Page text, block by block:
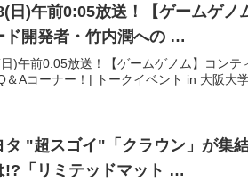
日)午前0:05放送！【ゲームゲ
ド開発者・竹内潤への …
)午前0:05放送！【ゲームゲノム】コン
＆Aコーナー！| トークイベント in 大阪大
タ "超スゴイ"「クラウン」が集
!?「リミテッドマット …